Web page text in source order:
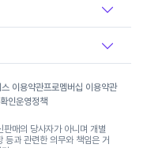
이용약관프로멤버십 이용약관
인운영정책
매의 당사자가 아니며 개별
등과 관련한 의무와 책임은 거